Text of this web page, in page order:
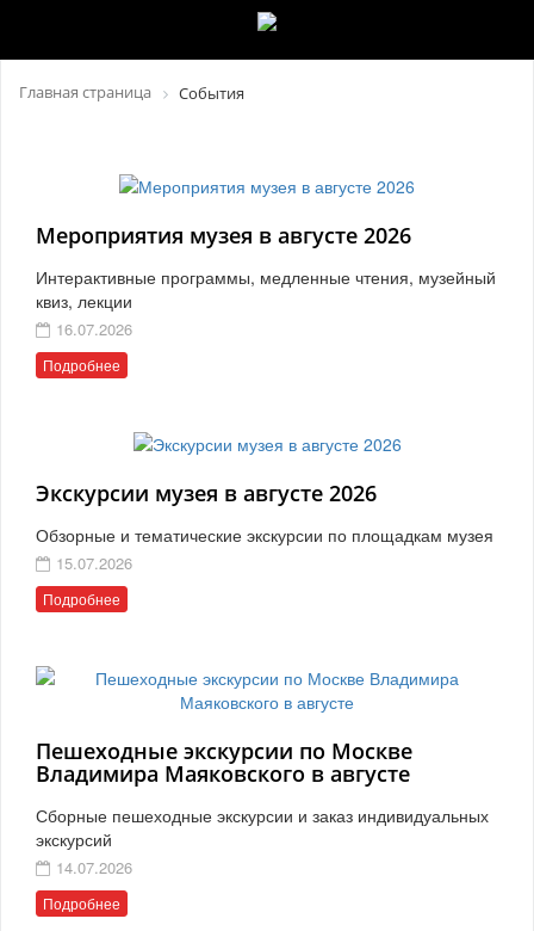
Главная страница События
Мероприятия музея в августе 2026
Интерактивные программы, медленные чтения, музейный
квиз, лекции
16.07.2026
Подробнее
Экскурсии музея в августе 2026
Обзорные и тематические экскурсии по площадкам музея
15.07.2026
Подробнее
Пешеходные экскурсии по Москве
Владимира Маяковского в августе
Сборные пешеходные экскурсии и заказ индивидуальных
экскурсий
14.07.2026
Подробнее